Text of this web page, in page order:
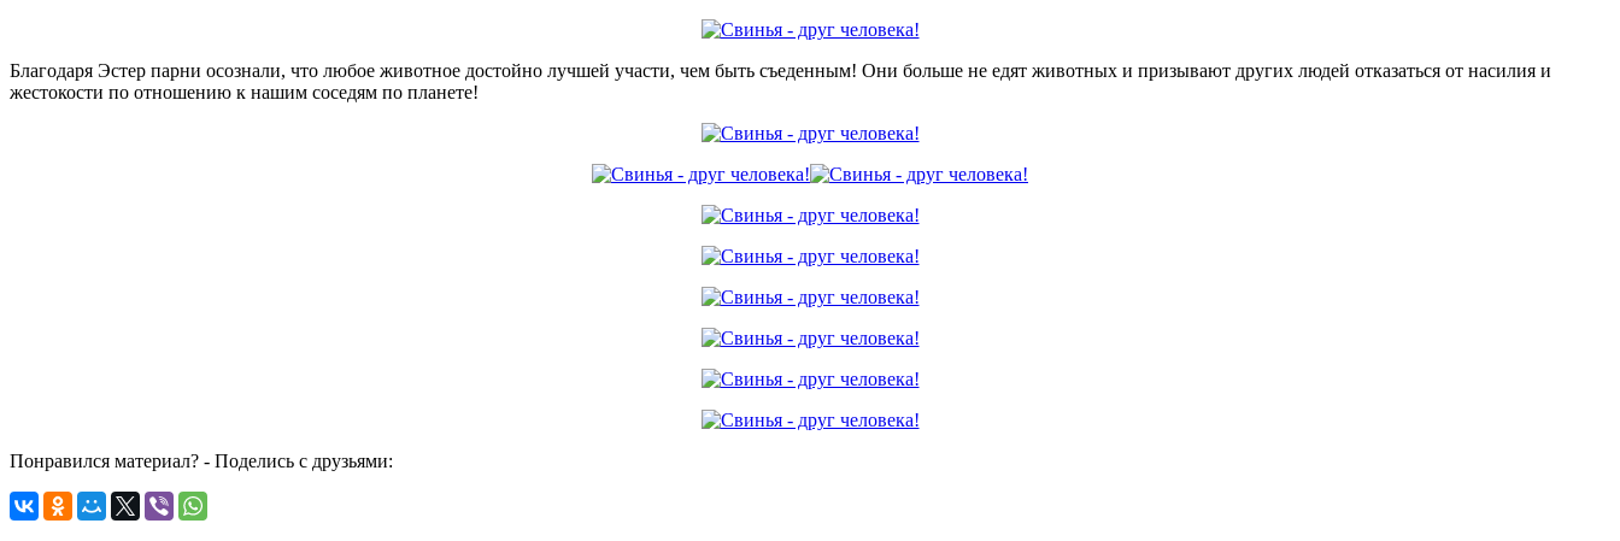
Благодаря Эстер парни осознали, что любое животное достойно лучшей участи, чем быть съеденным! Они больше не едят животных и призывают других людей отказаться от насилия и
жестокости по отношению к нашим соседям по планете!
Понравился материал? - Поделись с друзьями: